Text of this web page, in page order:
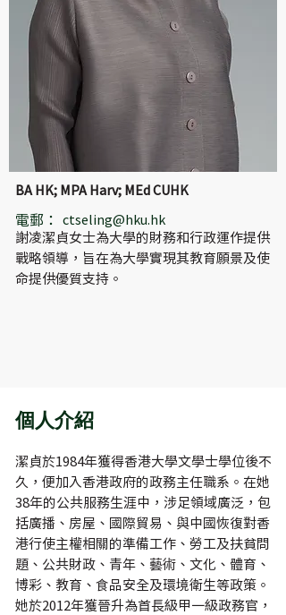
BA HK; MPA Harv; MEd CUHK
電郵： ctseling@hku.hk
謝凌潔貞女士為大學的財務和行政運作提供
戰略領導，旨在為大學實現其教育願景及使
命提供優質支持。
​個人介紹
潔貞於1984年獲得香港大學文學士學位後不
久，便加入香港政府的政務主任職系。在她
38年的公共服務生涯中，涉足領域廣泛，包
括廣播、房屋、國際貿易、與中國恢復對香
港行使主權相關的準備工作、勞工及扶貧問
題、公共財政、青年、藝術、文化、體育、
博彩、教育、食品安全及環境衛生等政策。
她於2012年獲晉升為首長級甲一級政務官，